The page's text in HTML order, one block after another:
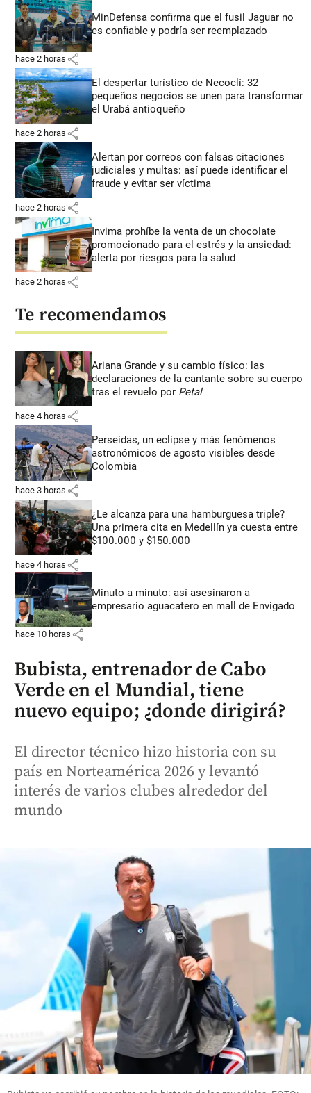
MinDefensa confirma que el fusil Jaguar no
es confiable y podría ser reemplazado
hace 2 horas share
El despertar turístico de Necoclí: 32
pequeños negocios se unen para transformar
el Urabá antioqueño
hace 2 horas share
Alertan por correos con falsas citaciones
judiciales y multas: así puede identificar el
fraude y evitar ser víctima
hace 2 horas share
Invima prohíbe la venta de un chocolate
promocionado para el estrés y la ansiedad:
alerta por riesgos para la salud
hace 2 horas share
Te recomendamos
Ariana Grande y su cambio físico: las
declaraciones de la cantante sobre su cuerpo
tras el revuelo por Petal
hace 4 horas share
Perseidas, un eclipse y más fenómenos
astronómicos de agosto visibles desde
Colombia
hace 3 horas share
¿Le alcanza para una hamburguesa triple?
Una primera cita en Medellín ya cuesta entre
$100.000 y $150.000
hace 4 horas share
Minuto a minuto: así asesinaron a
empresario aguacatero en mall de Envigado
hace 10 horas share
Bubista, entrenador de Cabo
Verde en el Mundial, tiene
nuevo equipo; ¿donde dirigirá?
El director técnico hizo historia con su
país en Norteamérica 2026 y levantó
interés de varios clubes alrededor del
mundo